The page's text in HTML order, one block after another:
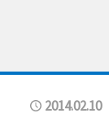
2014.02.10